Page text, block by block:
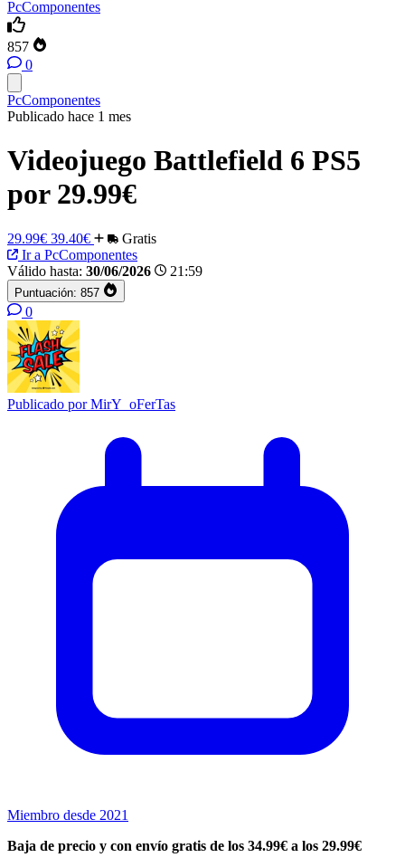
PcComponentes
857
0
PcComponentes
Publicado hace 1 mes
Videojuego Battlefield 6 PS5
por 29.99€
29.99€ 39.40€
Gratis
Ir a PcComponentes
Válido hasta: 30/06/2026 21:59
Puntuación: 857
0
Publicado porMirY_oFerTas
Miembro desde 2021
Baja de precio y con envío gratis de los 34.99€ a los 29.99€